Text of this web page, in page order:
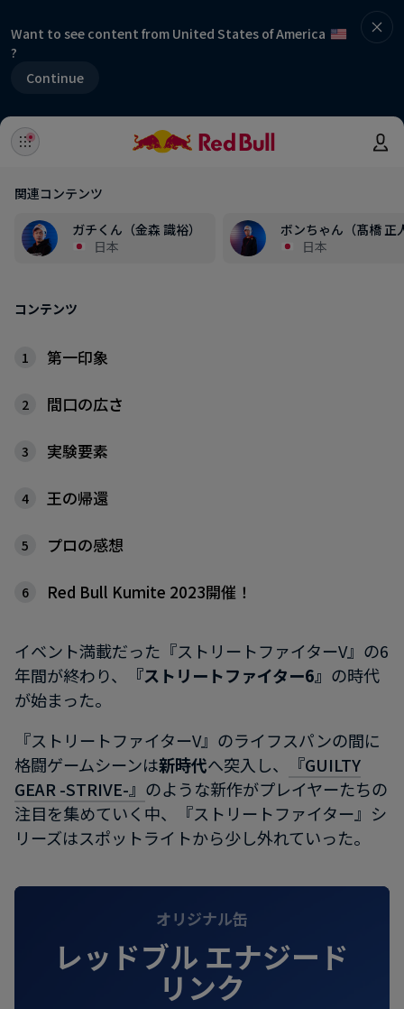
Want to see content from United States of America
?
Continue
関連コンテンツ
ガチくん（金森 識裕）
日本
ボンちゃん（髙橋 正
日本
コンテンツ
1 第一印象
2 間口の広さ
3 実験要素
4 王の帰還
5 プロの感想
6 Red Bull Kumite 2023開催！
イベント満載だった『ストリートファイターV』の6
年間が終わり、
『ストリートファイター6』 の時代
が始まった。
『ストリートファイターV』のライフスパンの間に
格闘ゲームシーンは新時代へ突入し、
『GUILTY
GEAR -STRIVE-』 のような新作がプレイヤーたちの
注目を集めていく中、『ストリートファイター』シ
リーズはスポットライトから少し外れていった。
オリジナル缶
レッドブル エナジード
リンク